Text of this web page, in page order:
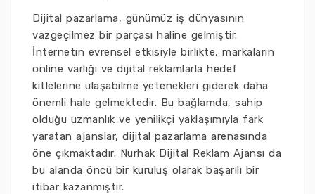
Dijital pazarlama, günümüz iş dünyasının
vazgeçilmez bir parçası haline gelmiştir.
İnternetin evrensel etkisiyle birlikte, markaların
online varlığı ve dijital reklamlarla hedef
kitlelerine ulaşabilme yetenekleri giderek daha
önemli hale gelmektedir. Bu bağlamda, sahip
olduğu uzmanlık ve yenilikçi yaklaşımıyla fark
yaratan ajanslar, dijital pazarlama arenasında
öne çıkmaktadır. Nurhak Dijital Reklam Ajansı da
bu alanda öncü bir kuruluş olarak başarılı bir
itibar kazanmıştır.